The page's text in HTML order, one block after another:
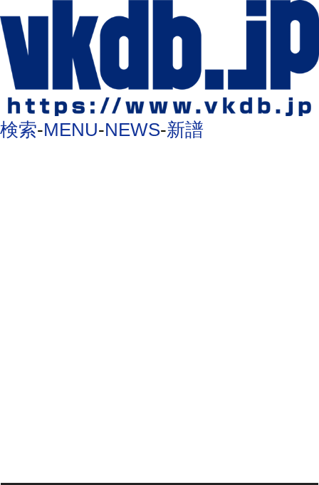
検索-MENU-NEWS-新譜